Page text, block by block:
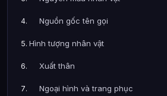
Nguồn gốc tên gọi
Hình tượng nhân vật
Xuất thân
Ngoại hình và trang phục